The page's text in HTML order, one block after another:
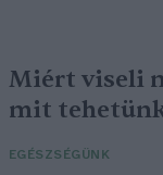
Miért viseli
mit
EGÉSZSÉGÜNK